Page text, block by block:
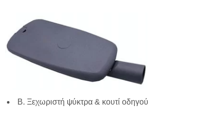
Β. Ξεχωριστή ψύκτρα & κουτί οδηγού